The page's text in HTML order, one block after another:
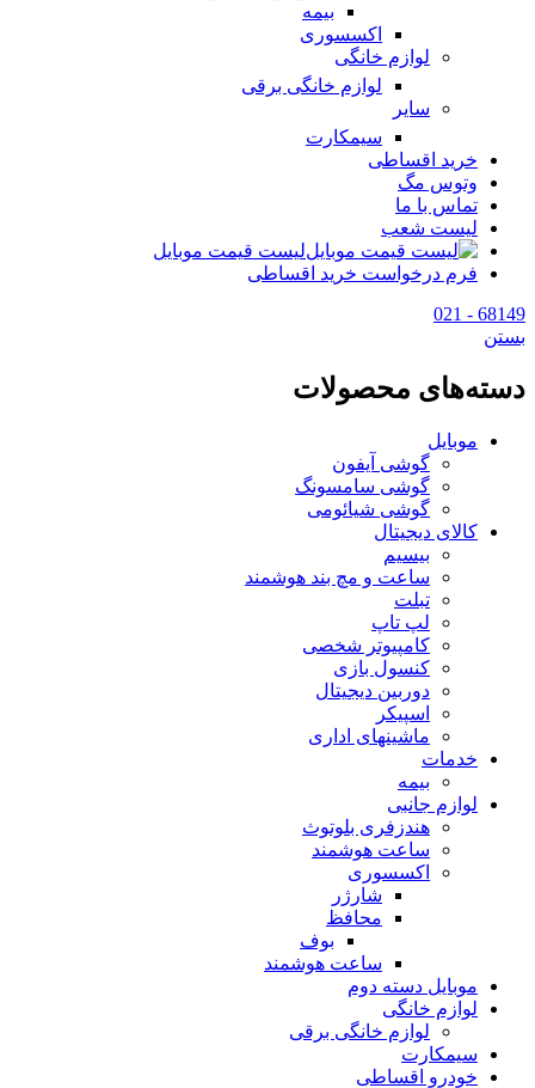
بیمه
اکسسوری
لوازم خانگی
لوازم خانگی برقی
سایر
سیمکارت
خرید اقساطی
وتوس مگ
تماس با ما
لیست شعب
لیست قیمت موبایل
فرم درخواست خرید اقساطی
68149 - 021
بستن
دسته‌های محصولات
موبایل
گوشی آیفون
گوشی سامسونگ
گوشی شیائومی
کالای دیجیتال
بیسیم
ساعت و مچ بند هوشمند
تبلت
لپ تاپ
کامپیوتر شخصی
کنسول بازی
دوربین دیجیتال
اسپیکر
ماشینهای اداری
خدمات
بیمه
لوازم جانبی
هندزفری بلوتوث
ساعت هوشمند
اکسسوری
شارژر
محافظ
بوف
ساعت هوشمند
موبایل دسته دوم
لوازم خانگی
لوازم خانگی برقی
سیمکارت
خودرو اقساطی